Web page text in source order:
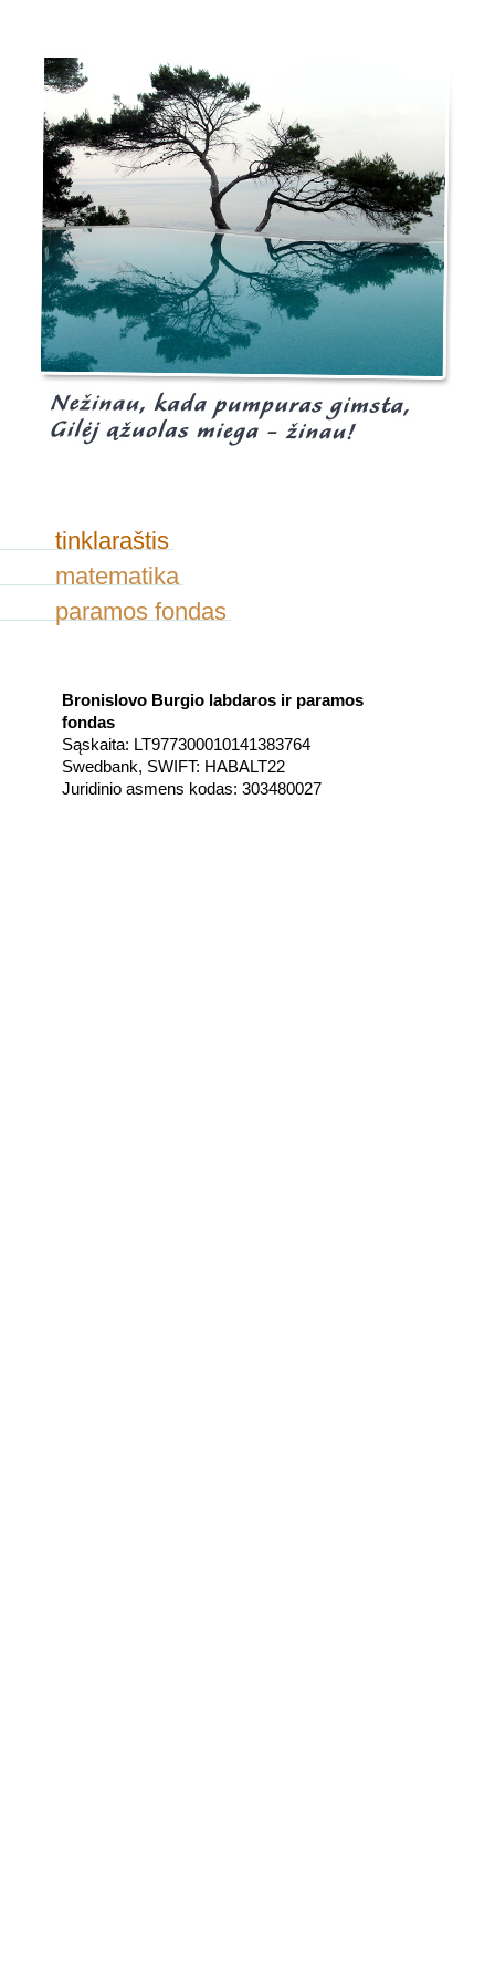
tinklaraštis
matematika
paramos fondas
Bronislovo Burgio labdaros ir paramos
fondas
Sąskaita: LT977300010141383764
Swedbank, SWIFT: HABALT22
Juridinio asmens kodas: 303480027